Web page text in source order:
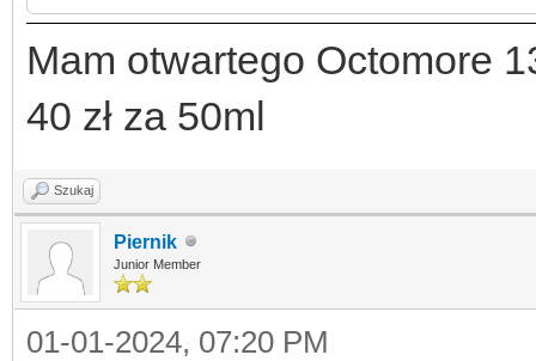
Mam otwartego Octomore
40 zł za 50ml
Szukaj
Piernik
Junior Member
01-01-2024, 07:20 PM